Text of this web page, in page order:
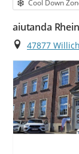
Cool Down
aiutanda
Ort
47877